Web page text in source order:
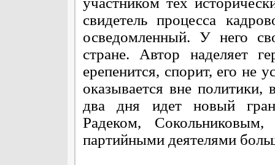
свидетель процесса
осведомленный. У него
стране. Автор наделяет
ерепенится, спорит, его не
оказывается вне
два дня идет новый
Радеком,
партийными деятелями